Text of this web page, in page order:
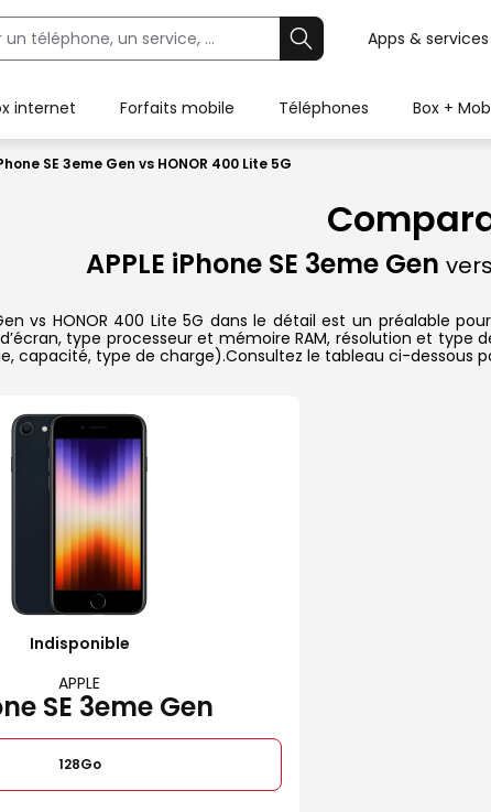
Apps & services
internet Forfaits mobile Téléphones Box +
SE 3eme Gen vs HONOR 400 Lite 5G
APPLE iPhone SE 3eme Gen
vs HONOR 400 Lite 5G dans le détail est un préalable
type processeur et mémoire RAM, résolution et
capacité, type de charge).Consultez le tableau ci-dessous
Indisponible
APPLE
SE 3eme Gen
128Go